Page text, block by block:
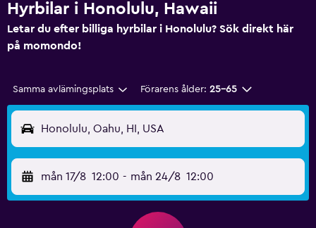
Hyrbilar i Honolulu, Hawaii
Letar du efter billiga hyrbilar i Honolulu? Sök direkt här
på momondo!
Samma avlämingsplats Förarens ålder: 25-65
Honolulu, Oahu, HI, USA
mån 17/8 12:00 - mån 24/8 12:00